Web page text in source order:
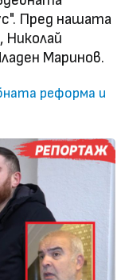
Пред нашата
Маринов.
реформа и